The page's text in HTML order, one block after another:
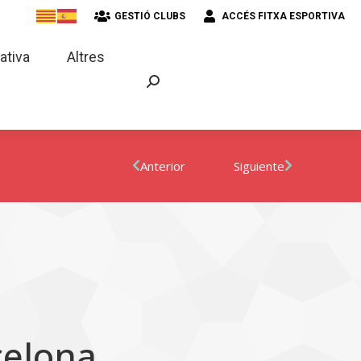
GESTIÓ CLUBS ACCÉS FITXA ESPORTIVA
Altres
Anterior Siguiente
Altres